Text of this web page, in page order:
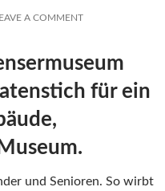
A COMMENT
für ein
und Senioren. So wirbt